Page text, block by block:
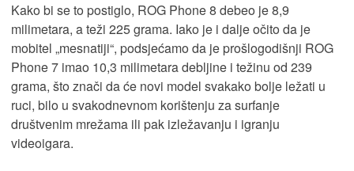
Kako bi se to postiglo, ROG Phone 8 debeo je 8,9
milimetara, a teži 225 grama. Iako je i dalje očito da je
mobitel „mesnatiji“, podsjećamo da je prošlogodišnji ROG
Phone 7 imao 10,3 milimetara debljine i težinu od 239
grama, što znači da će novi model svakako bolje ležati u
ruci, bilo u svakodnevnom korištenju za surfanje
društvenim mrežama ili pak izležavanju i igranju
videoigara.